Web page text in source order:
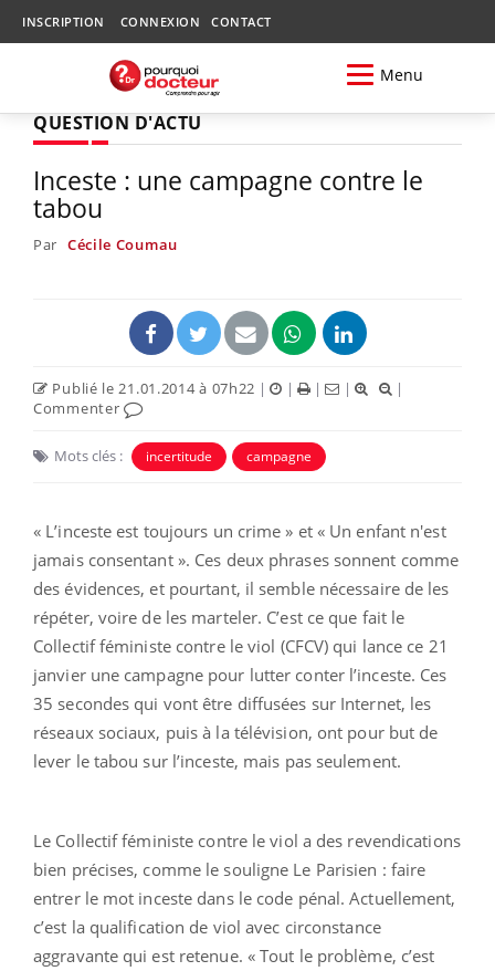
INSCRIPTION CONNEXION CONTACT
Menu
QUESTION D'ACTU
Inceste : une campagne contre le
tabou
Par Cécile Coumau
Publié le 21.01.2014 à 07h22 | | | |
|
Commenter
Mots clés : incertitude campagne
« L’inceste est toujours un crime » et « Un enfant n'est
jamais consentant ». Ces deux phrases sonnent comme
des évidences, et pourtant, il semble nécessaire de les
répéter, voire de les marteler. C’est ce que fait le
Collectif féministe contre le viol (CFCV) qui lance ce 21
janvier une campagne pour lutter conter l’inceste. Ces
35 secondes qui vont être diffusées sur Internet, les
réseaux sociaux, puis à la télévision, ont pour but de
lever le tabou sur l’inceste, mais pas seulement.
Le Collectif féministe contre le viol a des revendications
bien précises, comme le souligne Le Parisien : faire
entrer le mot inceste dans le code pénal. Actuellement,
c’est la qualification de viol avec circonstance
aggravante qui est retenue. « Tout le problème, c’est